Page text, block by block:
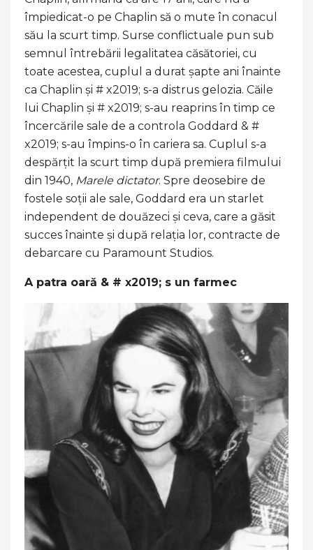
împiedicat-o pe Chaplin să o mute în conacul
său la scurt timp. Surse conflictuale pun sub
semnul întrebării legalitatea căsătoriei, cu
toate acestea, cuplul a durat șapte ani înainte
ca Chaplin și # x2019; s-a distrus gelozia. Căile
lui Chaplin și # x2019; s-au reaprins în timp ce
încercările sale de a controla Goddard & #
x2019; s-au împins-o în cariera sa. Cuplul s-a
despărțit la scurt timp după premiera filmului
din 1940, Marele dictator. Spre deosebire de
fostele soții ale sale, Goddard era un starlet
independent de douăzeci și ceva, care a găsit
succes înainte și după relația lor, contracte de
debarcare cu Paramount Studios.
A patra oară & # x2019; s un farmec